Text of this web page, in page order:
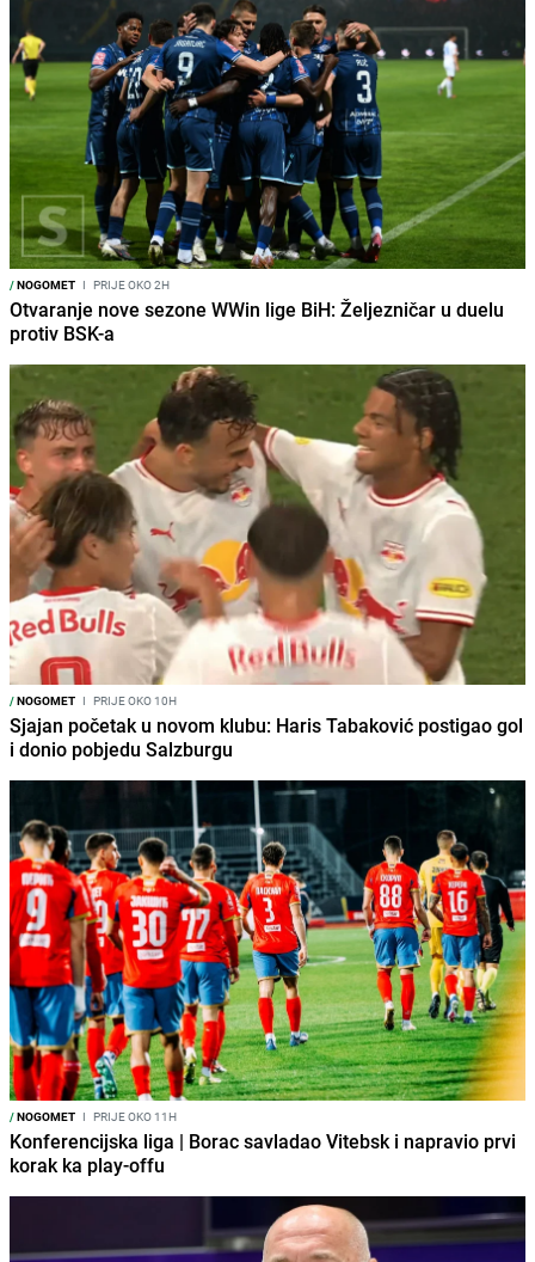
/NOGOMET I PRIJE OKO 2H
Otvaranje nove sezone WWin lige BiH: Željezničar u duelu
protiv BSK-a
/NOGOMET I PRIJE OKO 10H
Sjajan početak u novom klubu: Haris Tabaković postigao gol
i donio pobjedu Salzburgu
/NOGOMET I PRIJE OKO 11H
Konferencijska liga | Borac savladao Vitebsk i napravio prvi
korak ka play-offu